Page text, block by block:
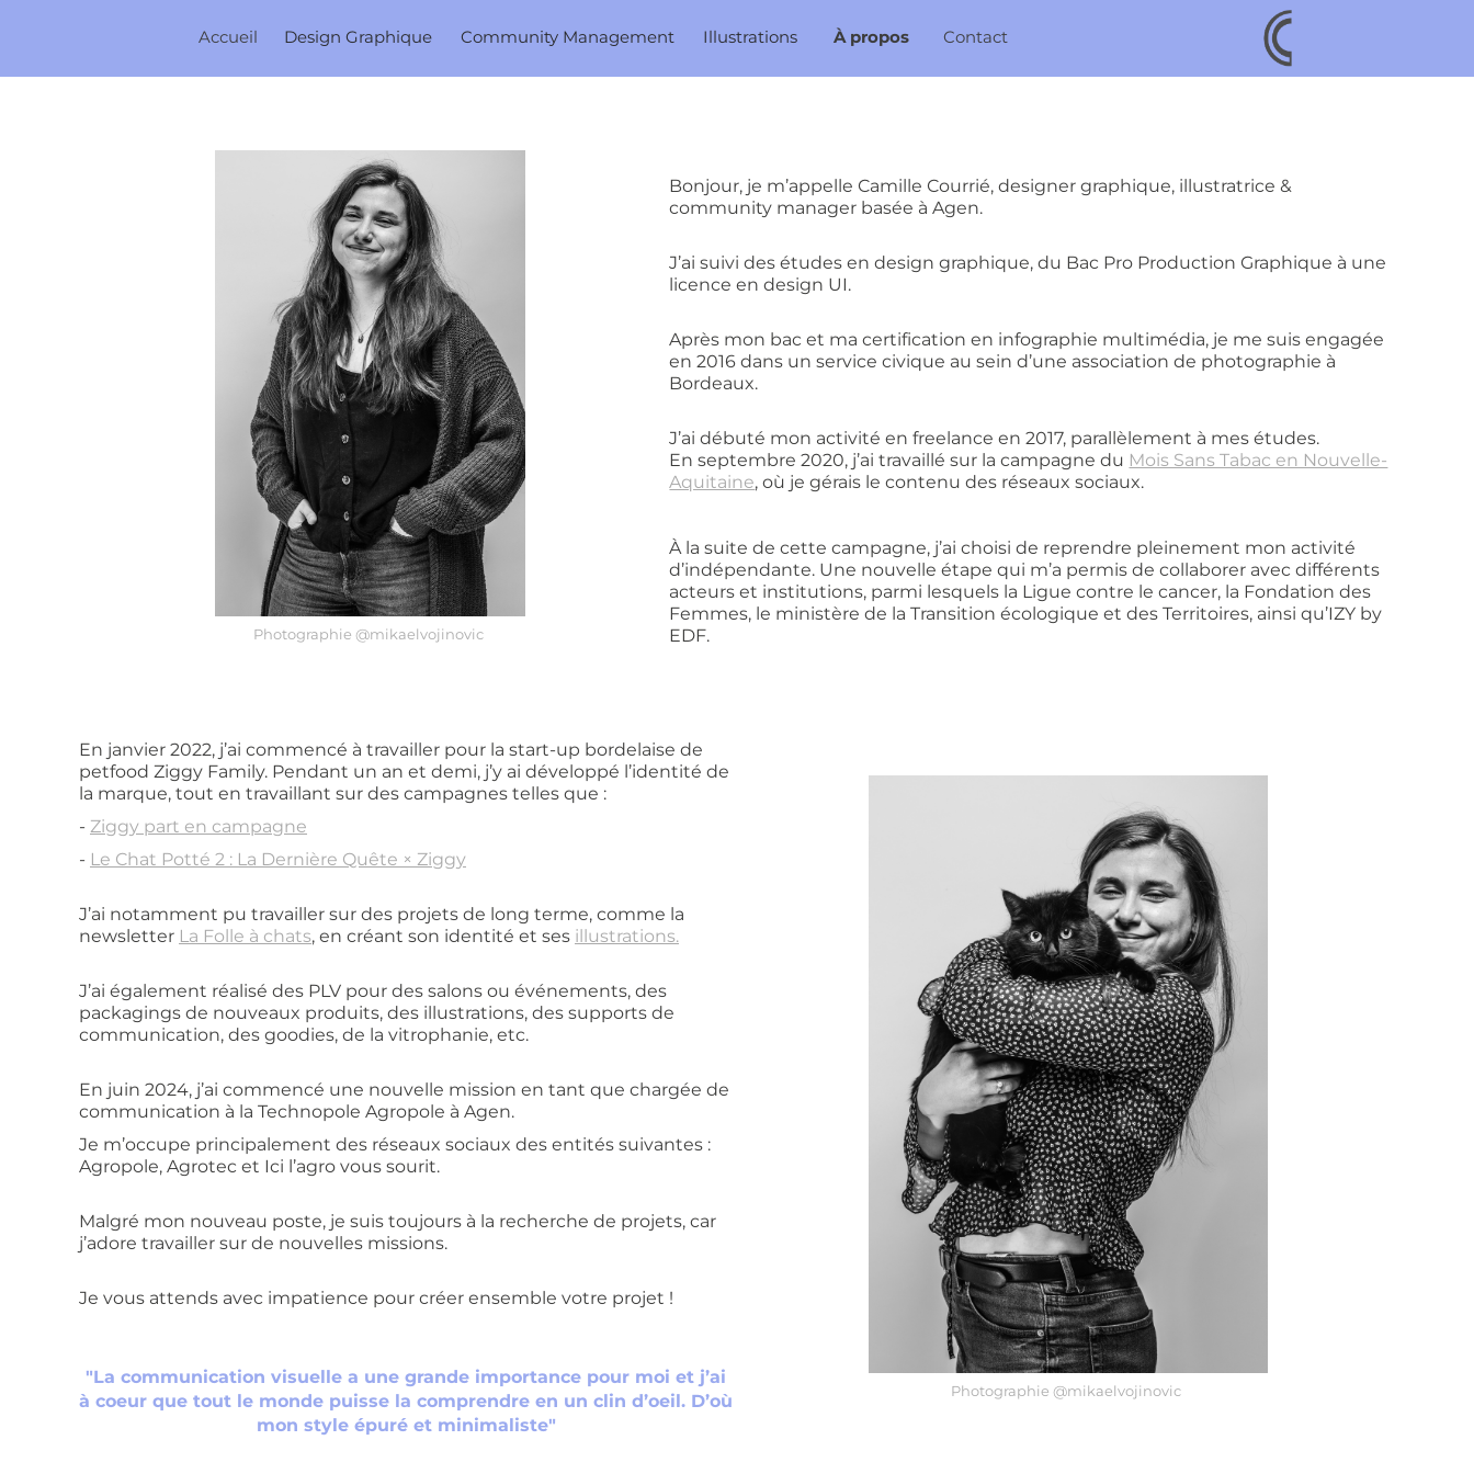
Accueil Design Graphique Community Management Illustrations À propos Contact
Photographie @mikaelvojinovic
Bonjour, je m’appelle Camille Courrié, designer graphique, illustratrice &
community manager basée à Agen.
J’ai suivi des études en design graphique, du Bac Pro Production Graphique à une
licence en design UI.
Après mon bac et ma certification en infographie multimédia, je me suis engagée
en 2016 dans un service civique au sein d’une association de photographie à
Bordeaux.
J’ai débuté mon activité en freelance en 2017, parallèlement à mes études.
En septembre 2020, j’ai travaillé sur la campagne duMois Sans Tabac en Nouvelle-
Aquitaine, où je gérais le contenu des réseaux sociaux.
À la suite de cette campagne, j’ai choisi de reprendre pleinement mon activité
d’indépendante. Une nouvelle étape qui m’a permis de collaborer avec différents
acteurs et institutions, parmi lesquels la Ligue contre le cancer, la Fondation des
Femmes, le ministère de la Transition écologique et des Territoires, ainsi qu’IZY by
EDF.
En janvier 2022, j’ai commencé à travailler pour la start-up bordelaise de
petfood Ziggy Family. Pendant un an et demi, j’y ai développé l’identité de
la marque, tout en travaillant sur des campagnes telles que :
-Ziggy part en campagne
-Le Chat Potté 2 : La Dernière Quête × Ziggy
J’ai notamment pu travailler sur des projets de long terme, comme la
newsletterLa Folle à chats, en créant son identité et sesillustrations.
J’ai également réalisé des PLV pour des salons ou événements, des
packagings de nouveaux produits, des illustrations, des supports de
communication, des goodies, de la vitrophanie, etc.
En juin 2024, j’ai commencé une nouvelle mission en tant que chargée de
communication à la Technopole Agropole à Agen.
Je m’occupe principalement des réseaux sociaux des entités suivantes :
Agropole, Agrotec et Ici l’agro vous sourit.
Malgré mon nouveau poste, je suis toujours à la recherche de projets, car
j’adore travailler sur de nouvelles missions.
Je vous attends avec impatience pour créer ensemble votre projet !
"La communication visuelle a une grande importance pour moi et j’ai
à coeur que tout le monde puisse la comprendre en un clin d’oeil. D’où
mon style épuré et minimaliste"
Photographie @mikaelvojinovic